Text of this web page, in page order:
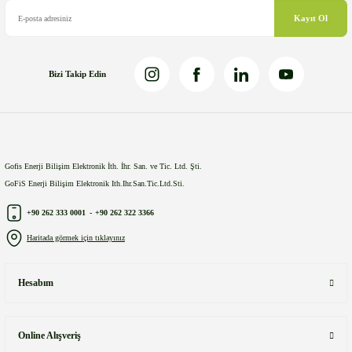
Kayıt Ol
Bizi Takip Edin
Gofis Enerji Bilişim Elektronik İth. İhr. San. ve Tic. Ltd. Şti.
GoFiS Enerji Bilişim Elektronik Ith.Ihr.San.Tic.Ltd.Sti.
+90 262 333 0001 - +90 262 322 3366
Haritada görmek için tıklayınız
Hesabım
Online Alışveriş